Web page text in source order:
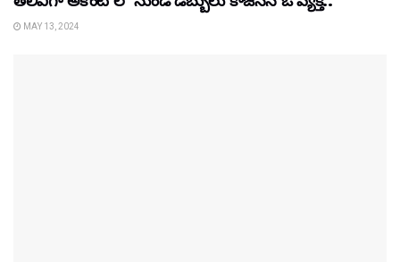
MAY 13, 2024